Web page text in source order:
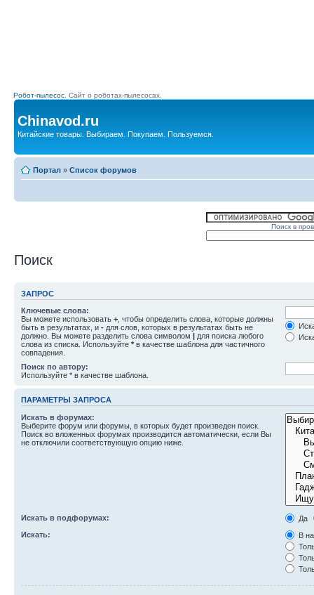
Робот-пылесос. Сайт о роботах-пылесосах.
Chinavod.ru
Китайские товары. Выбираем. Покупаем. Пользуемся.
Портал » Список форумов
Поиск в
Поиск
ЗАПРОС
Ключевые слова:
Вы можете использовать + , чтобы определить слова, которые должны
быть в результатах, и - для слов, которых в результатах быть не
должно. Вы можете разделить слова символом | для поиска любого
слова из списка. Используйте * в качестве шаблона для частичного
совпадения.
Поиск по автору:
Используйте * в качестве шаблона.
ПАРАМЕТРЫ ЗАПРОСА
Искать в форумах:
Выберите форум или форумы, в которых будет произведен поиск.
Поиск во вложенных форумах производится автоматически, если Вы
не отключили соответствующую опцию ниже.
Искать в подфорумах:
Да
Искать:
В